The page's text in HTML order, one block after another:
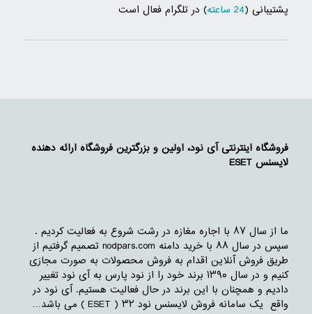
پشتیبانی (24 ساعته ) در تلگرام فعال است
فروشگاه اینترنتی آی نود، اولین و بزرگترین فروشگاه ارائه دهنده
لایسنس ESET
ما از سال ۸۷ با اجاره مغازه در رشت شروع به فعالیت کردیم .
سپس در سال ۸۸ با خرید دامنه nodpars.com تصمیم گرفتیم از
طریق فروش آنلاین اقدام به فروش محصولات به صورت مجازی
کنیم و در سال ۱۳۹۰ برند خود را از نود پارس به آی نود تغییر
دادیم و همچنان با این برند در حال فعالیت هستیم. آی نود در
واقع یک سامانه فروش لایسنس نود ۳۲ ( ESET ) می باشد…